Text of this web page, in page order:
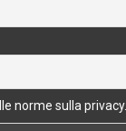
norme sulla privacy.